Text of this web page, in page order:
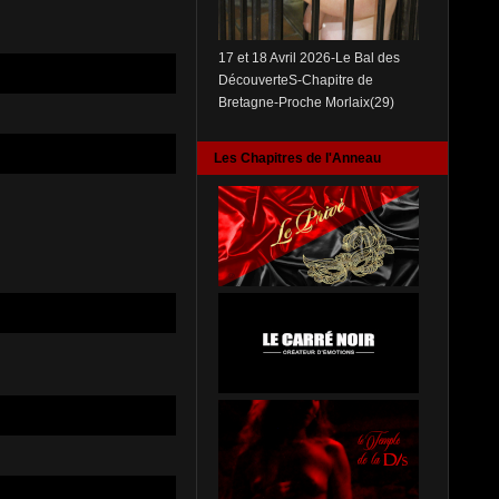
17 et 18 Avril 2026-Le Bal des
DécouverteS-Chapitre de
Bretagne-Proche Morlaix(29)
Les Chapitres de l'Anneau